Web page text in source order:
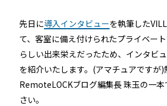
先日に導入インタビューを執筆した
て、客室に備え付けられたプライベー
らしい出来栄えだったため、インタビ
を紹介いたします。(アマチュアですが
RemoteLOCKブログ編集長 珠玉の一
さい。
ご質問
寄せられた
介します
機能
RemoteLOCKって何
できるの？をご紹介し
詳しくみる